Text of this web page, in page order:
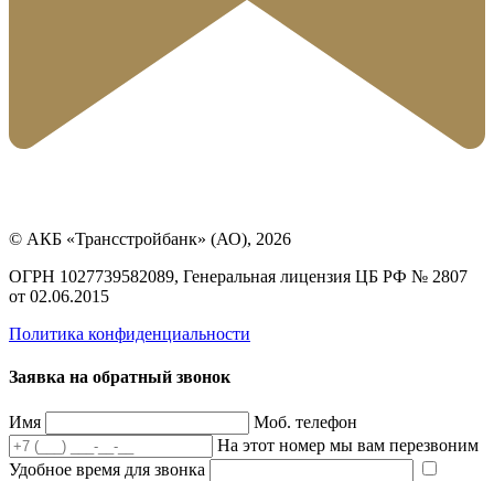
© АКБ «Трансстройбанк» (АО), 2026
ОГРН 1027739582089, Генеральная лицензия ЦБ РФ № 2807
от 02.06.2015
Политика конфиденциальности
Заявка на обратный звонок
Имя
Моб. телефон
На этот номер мы вам перезвоним
Удобное время для звонка